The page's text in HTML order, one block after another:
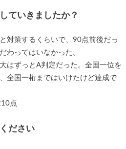
ていきましたか？
対策するくらいで、90点前後だっ
わってはいなかった。
はずっとA判定だった。全国一位を
全国一桁まではいけたけど達成で
点
ださい